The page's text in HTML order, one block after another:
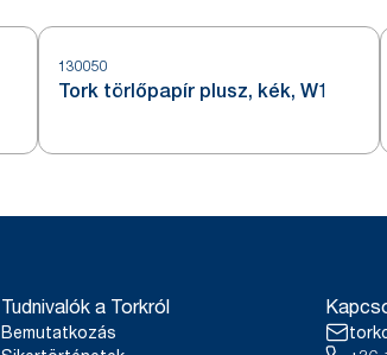
130050
Tork törlőpapír plusz, kék, W1
Tudnivalók a Torkról
Bemutatkozás